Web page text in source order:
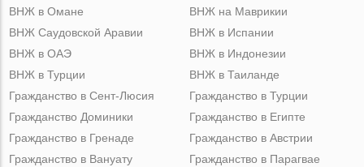
ВНЖ в Омане
ВНЖ Саудовской Аравии
ВНЖ в ОАЭ
ВНЖ в Турции
ВНЖ на Маврикии
ВНЖ в Испании
ВНЖ в Индонезии
ВНЖ в Таиланде
Гражданство в Сент-Люсия
Гражданство Доминики
Гражданство в Гренаде
Гражданство в Вануату
Гражданство в Турции
Гражданство в Египте
Гражданство в Австрии
Гражданство в Парагвае